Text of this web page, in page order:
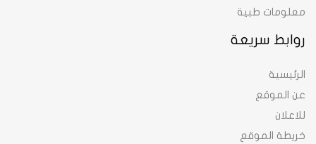
روابط سريعة
الرئيسية
عن الموقع
للاعلان
خريطة الموقع
معلومات طبية